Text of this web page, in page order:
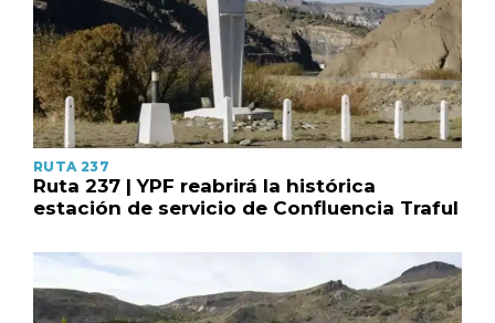
RUTA 237
Ruta 237 | YPF reabrirá la histórica
estación de servicio de Confluencia Traful